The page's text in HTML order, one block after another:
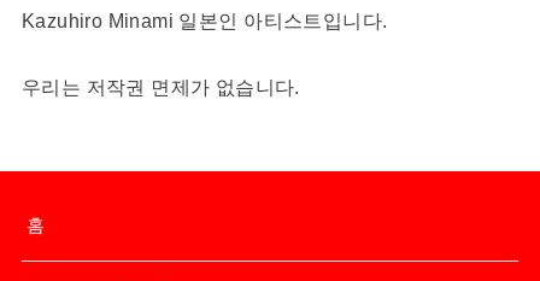
Kazuhiro Minami 일본인 아티스트입니다.
우리는 저작권 면제가 없습니다.
홈